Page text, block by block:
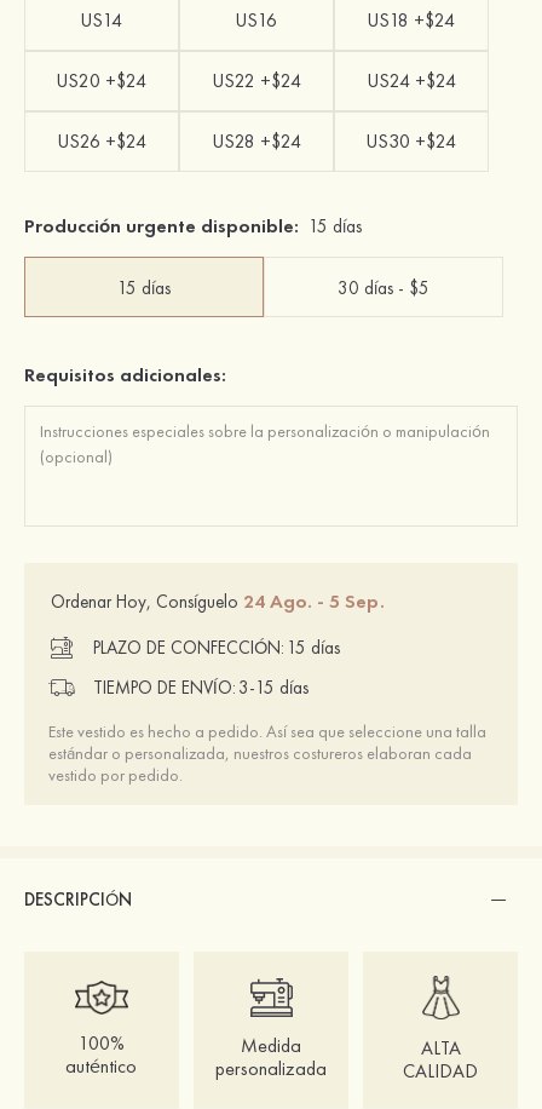
US14 US16 US18 +$24
US20 +$24 US22 +$24 US24 +$24
US26 +$24 US28 +$24 US30 +$24
Producción urgente disponible: 15 días
15 días 30 días - $5
Requisitos adicionales:
Ordenar Hoy, Consíguelo 24 Ago. - 5 Sep.
PLAZO DE CONFECCIÓN: 15 días
TIEMPO DE ENVÍO: 3-15 días
Este vestido es hecho a pedido. Así sea que seleccione una talla
estándar o personalizada, nuestros costureros elaboran cada
vestido por pedido.
DESCRIPCIÓN
100%
auténtico
Medida
personalizada
ALTA
CALIDAD